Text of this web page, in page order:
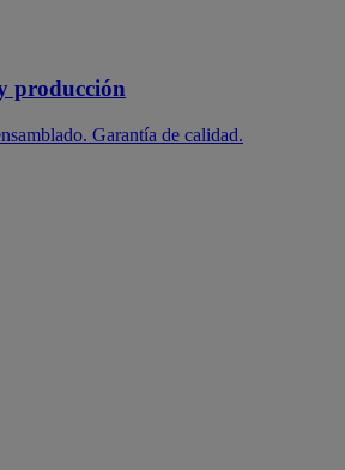
producción
Garantía de calidad.